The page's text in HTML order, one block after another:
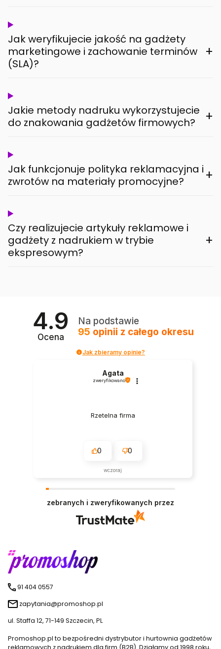
Jak weryfikujecie jakość na gadżety
marketingowe i zachowanie terminów
(SLA)?
+
Jakie metody nadruku wykorzystujecie
do znakowania gadżetów firmowych?
+
Jak funkcjonuje polityka reklamacyjna i
zwrotów na materiały promocyjne?
+
Czy realizujecie artykuły reklamowe i
gadżety z nadrukiem w trybie
ekspresowym?
+
4.9
Ocena
Na podstawie
95 opinii z całego okresu
Jak zbieramy opinie?
Agata
zweryfikowano
Rzetelna firma
0 0
wczoraj
zebranych i zweryfikowanych przez
91 404 0557
zapytania@promoshop.pl
ul. Staffa 12, 71-149 Szczecin, PL
Promoshop.pl to bezpośredni dystrybutor i hurtownia gadżetów
reklamowych z nadrukiem dla firm (B2B). Działamy od 1998 roku,